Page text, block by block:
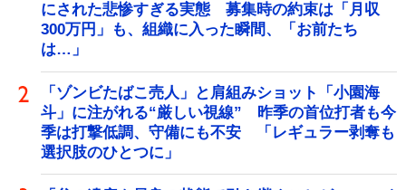
にされた悲惨すぎる実態 募集時の約束は「月収
300万円」も、組織に入った瞬間、「お前たち
は…」
「ゾンビたばこ売人」と肩組みショット「小園海
斗」に注がれる“厳しい視線” 昨季の首位打者も今
季は打撃低調、守備にも不安 「レギュラー剥奪も
選択肢のひとつに」